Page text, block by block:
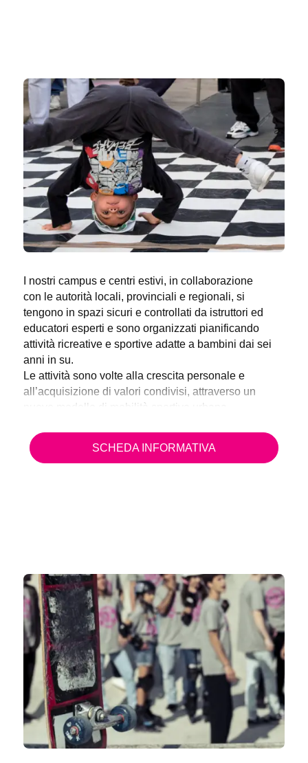
I nostri campus e centri estivi, in collaborazione
con le autorità locali, provinciali e regionali, si
tengono in spazi sicuri e controllati da istruttori ed
educatori esperti e sono organizzati pianificando
attività ricreative e sportive adatte a bambini dai sei
anni in su.
Le attività sono volte alla crescita personale e
all’acquisizione di valori condivisi, attraverso un
SCHEDA INFORMATIVA